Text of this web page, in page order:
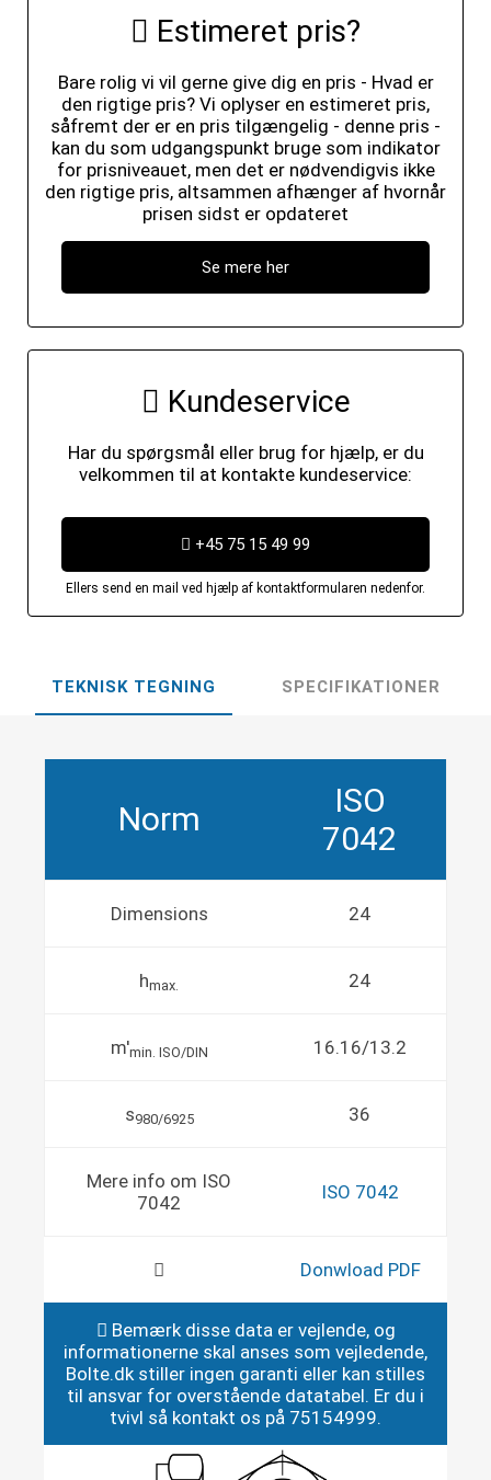
Estimeret pris?
Bare rolig vi vil gerne give dig en pris - Hvad er
den rigtige pris? Vi oplyser en estimeret pris,
såfremt der er en pris tilgængelig - denne pris -
kan du som udgangspunkt bruge som indikator
for prisniveauet, men det er nødvendigvis ikke
den rigtige pris, altsammen afhænger af hvornår
prisen sidst er opdateret
Se mere her
Kundeservice
Har du spørgsmål eller brug for hjælp, er du
velkommen til at kontakte kundeservice:
+45 75 15 49 99
Ellers send en mail ved hjælp af kontaktformularen nedenfor.
TEKNISK TEGNING SPECIFIKATIONER
Norm
ISO
7042
Dimensions 24
hmax. 24
m'min. ISO/DIN 16.16/13.2
s980/6925 36
Mere info om ISO
7042
ISO 7042
Donwload PDF
Bemærk disse data er vejlende, og
informationerne skal anses som vejledende,
Bolte.dk stiller ingen garanti eller kan stilles
til ansvar for overstående datatabel. Er du i
tvivl så kontakt os på 75154999.